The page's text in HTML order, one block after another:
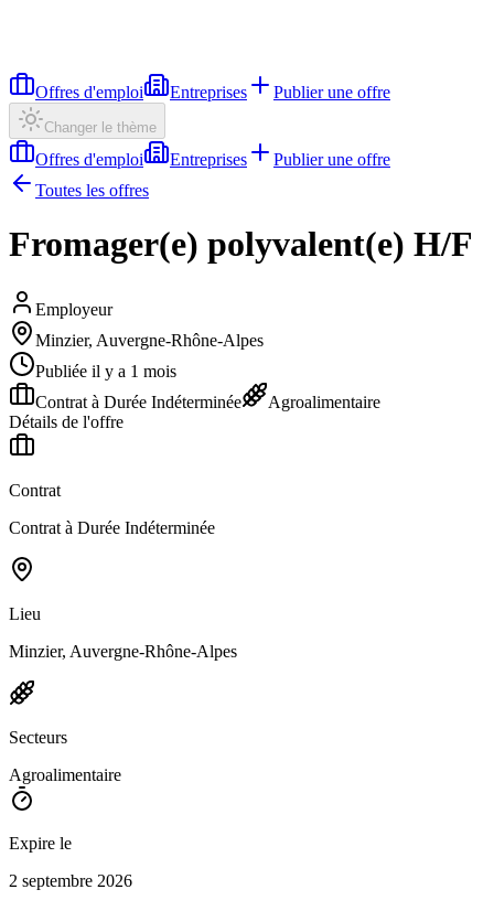
Offres d'emploi Entreprises Publier une offre
Changer le thème
Offres d'emploi Entreprises
Publier une offre
Toutes les offres
Fromager(e) polyvalent(e) H/F
Employeur
Minzier, Auvergne-Rhône-Alpes
Publiée il y a 1 mois
Contrat à Durée Indéterminée
Agroalimentaire
Détails de l'offre
Contrat
Contrat à Durée Indéterminée
Lieu
Minzier, Auvergne-Rhône-Alpes
Secteurs
Agroalimentaire
Expire le
2 septembre 2026